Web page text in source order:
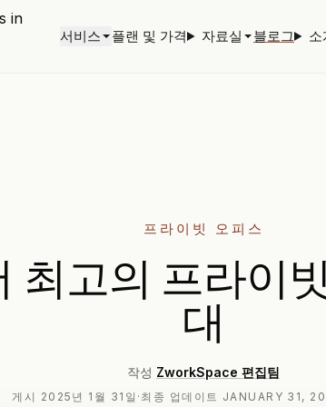
서비스 플랜 및 가격 자료실 블로그 소
프라이빗 오피스
최고의 프라이
대
작성 ZworkSpace 편집팀
게시 2025년 1월 31일 · 최종 업데이트 JANUARY 31,